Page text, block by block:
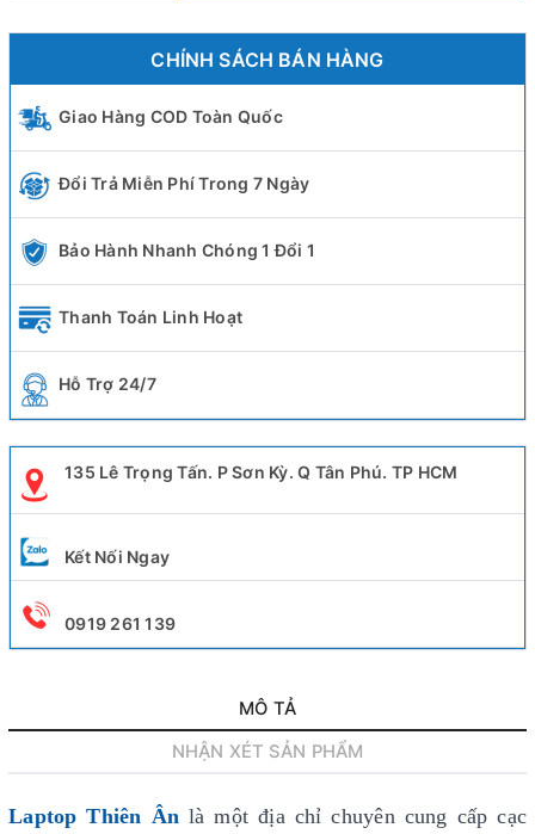
CHÍNH SÁCH BÁN HÀNG
Giao Hàng COD Toàn Quốc
Đổi Trả Miễn Phí Trong 7 Ngày
Bảo Hành Nhanh Chóng 1 Đổi 1
Thanh Toán Linh Hoạt
Hỗ Trợ 24/7
135 Lê Trọng Tấn. P Sơn Kỳ. Q Tân Phú. TP HCM
Kết Nối Ngay
0919 261 139
MÔ TẢ
NHẬN XÉT SẢN PHẨM
Laptop Thiên Ân là một địa chỉ chuyên cung cấp cạc